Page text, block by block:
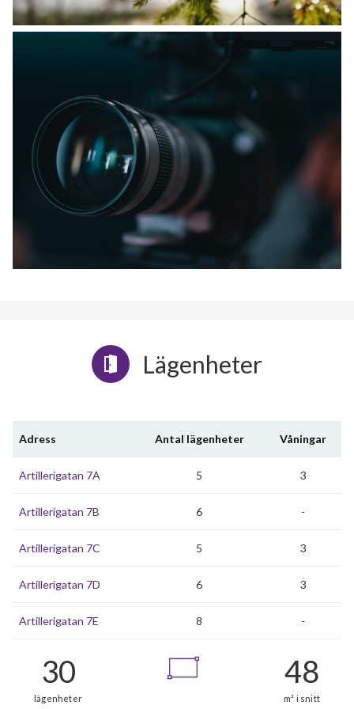
Lägenheter
Adress Antal lägenheter Våningar
Artillerigatan 7A 5 3
Artillerigatan 7B 6 -
Artillerigatan 7C 5 3
Artillerigatan 7D 6 3
Artillerigatan 7E 8 -